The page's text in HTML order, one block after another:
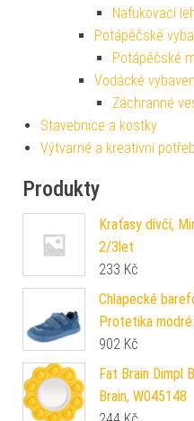
Nafukovací
Potápěčské
Potápěčské
Vodácké
Záchranné
Stavebnice a kostky
Výtvarné a kreativní
Produkty
Kraťasy dívčí,
2/3let
233 Kč
Chlapecké
Protetika
902 Kč
Fat Brain Dimpl
Brain, W045148